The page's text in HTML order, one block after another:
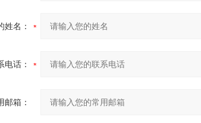
姓名：
电话：
邮箱：